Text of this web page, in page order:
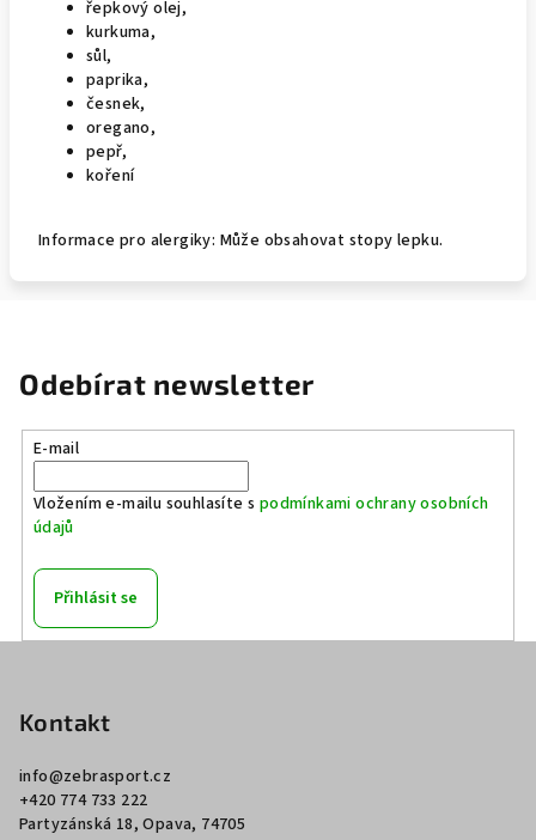
řepkový olej,
kurkuma,
sůl,
paprika,
česnek,
oregano,
pepř,
koření
Informace pro alergiky: Může obsahovat stopy lepku.
Odebírat newsletter
E-mail
Vložením e-mailu souhlasíte s podmínkami ochrany osobních
údajů
Přihlásit se
Kontakt
info@zebrasport.cz
+420 774 733 222
Partyzánská 18, Opava, 74705